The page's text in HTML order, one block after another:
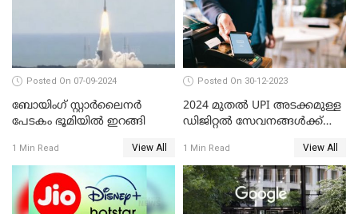
Posted On 07-09-2024
ബോയിംഗ് സ്റ്റാര്‍ലൈനര്‍
പേടകം ഭൂമിയില്‍ ഇറങ്ങി
1 Min Read View All
Posted On 30-12-2023
2024 മുതൽ UPI അടക്കമുള്ള
ഡിജിറ്റൽ സേവനങ്ങൾക്ക്
കാത്തിരിക്കുന്നത്
1 Min Read View All